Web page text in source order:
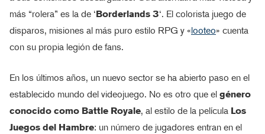
más “rolera” es la de ‘Borderlands 3‘. El colorista juego de
disparos, misiones al más puro estilo RPG y «looteo» cuenta
con su propia legión de fans.
En los últimos años, un nuevo sector se ha abierto paso en el
establecido mundo del videojuego. No es otro que el género
conocido como Battle Royale, al estilo de la película Los
Juegos del Hambre: un número de jugadores entran en el